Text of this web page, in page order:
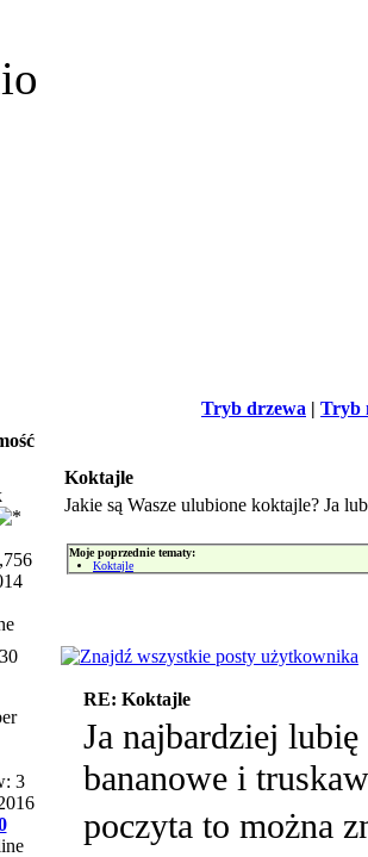
Tryb drzewa | Tryb
Koktajle
Jakie są Wasze ulubione koktajle? Ja
Moje poprzednie tematy:
Koktajle
3
RE: Koktajle
Ja najbardziej
bananowe i
poczyta to można